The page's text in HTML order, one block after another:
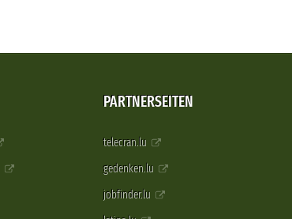
PARTNERSEITEN
telecran.lu
gedenken.lu
jobfinder.lu